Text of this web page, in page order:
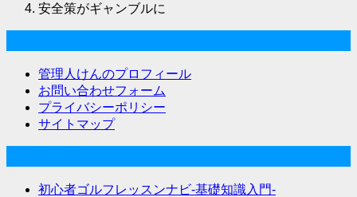
安全策がギャンブルに
管理人けんのプロフィール
お問い合わせフォーム
プライバシーポリシー
サイトマップ
初心者ゴルフレッスンナビ-基礎知識入門-